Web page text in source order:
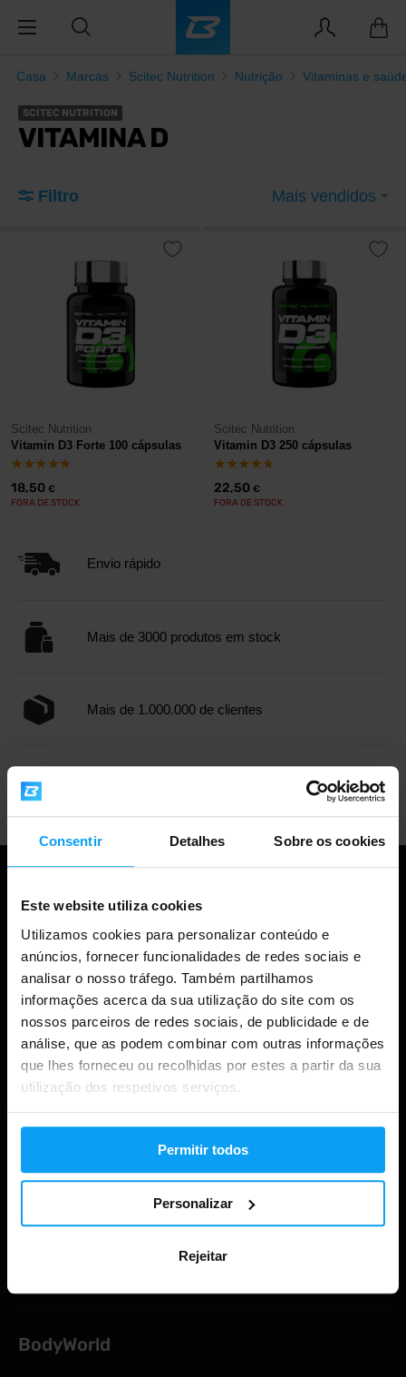
Consentir Detalhes Sobre os cookies
Este website utiliza cookies
Utilizamos cookies para personalizar conteúdo e
anúncios, fornecer funcionalidades de redes sociais e
analisar o nosso tráfego. Também partilhamos
informações acerca da sua utilização do site com os
nossos parceiros de redes sociais, de publicidade e de
análise, que as podem combinar com outras informações
que lhes forneceu ou recolhidas por estes a partir da sua
utilização dos respetivos serviços.
Permitir todos
Personalizar
Rejeitar
Casa Marcas Scitec Nutrition Nutrição Vitaminas e
SCITEC NUTRITION
VITAMINA D
Filtro Mais vendidos
Scitec Nutrition
Vitamin D3 Forte 100 cápsulas
18,50 €
FORA DE STOCK
Scitec Nutrition
Vitamin D3 250 cápsulas
22,50 €
FORA DE STOCK
Envio rápido
Mais de 3000 produtos em stock
Mais de 1.000.000 de clientes
Compras
Acompanha a tua encomenda
Iniciar sessão na conta
Direito legal de retirada
BodyWorld